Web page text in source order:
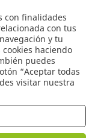
con finalidades
con tus
y tu
haciendo
puedes
“Aceptar todas
visitar nuestra
0
por precio